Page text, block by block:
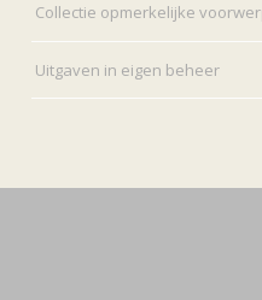
Collectie opmerkelijke
Uitgaven in eigen beheer